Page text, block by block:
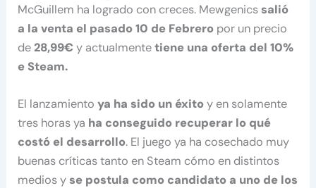
McGuillem ha logrado con creces. Mewgenicssalió
a la venta el pasado 10 de Febrero por un precio
de28,99€ y actualmentetiene una oferta del 10%
e Steam.
El lanzamientoya ha sido un éxitoy en solamente
tres horas ya ha conseguido recuperar lo qué
costó el desarrollo. El juego ya ha cosechado muy
buenas críticas tanto en Steam cómo en distintos
medios yse postula como candidato a uno de los